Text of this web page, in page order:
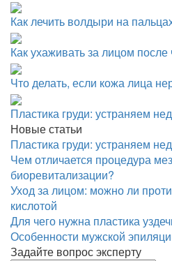
Как лечить волдыри на
Как ухаживать за лицом после
Что делать, если кожа лица
Пластика груди: устраняем
Новые статьи
Пластика груди: устраняем
Чем отличается процедура
биоревитализации?
Уход за лицом: можно ли
кислотой
Для чего нужна пластика
Особенности мужской
Задайте вопрос эксперту